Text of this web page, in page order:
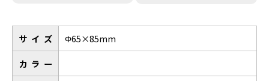
サイズ
Φ65×85mm
カラー